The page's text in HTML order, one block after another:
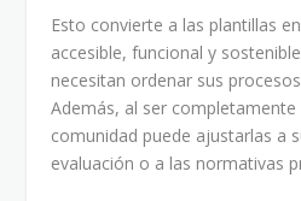
Esto convierte a las plantillas
accesible, funcional y
necesitan ordenar sus
Además, al ser completamente
comunidad puede ajustarlas a
evaluación o a las normativas